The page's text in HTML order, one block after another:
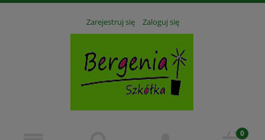
Zarejestruj się Zaloguj się